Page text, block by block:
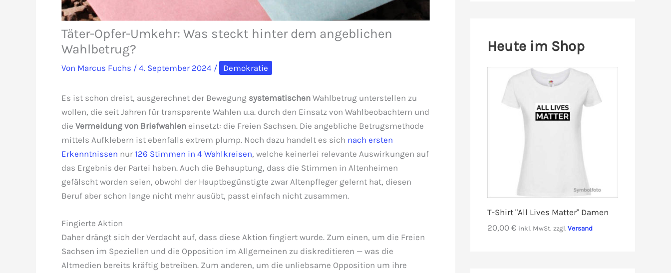
Täter-Opfer-Umkehr: Was steckt hinter dem angeblichen
Wahlbetrug?
Von Marcus Fuchs / 4. September 2024 / Demokratie
Es ist schon dreist, ausgerechnet der Bewegung systematischen Wahlbetrug unterstellen zu
wollen, die seit Jahren für transparente Wahlen u.a. durch den Einsatz von Wahlbeobachtern und
die Vermeidung von Briefwahlen einsetzt: die Freien Sachsen. Die angebliche Betrugsmethode
mittels Aufklebern ist ebenfalls extrem plump. Noch dazu handelt es sich nach ersten
Erkenntnissen nur 126 Stimmen in 4 Wahlkreisen, welche keinerlei relevante Auswirkungen auf
das Ergebnis der Partei haben. Auch die Behauptung, dass die Stimmen in Altenheimen
gefälscht worden seien, obwohl der Hauptbegünstigte zwar Altenpfleger gelernt hat, diesen
Beruf aber schon lange nicht mehr ausübt, passt einfach nicht zusammen.
Fingierte Aktion
Daher drängt sich der Verdacht auf, dass diese Aktion fingiert wurde. Zum einen, um die Freien
Sachsen im Speziellen und die Opposition im Allgemeinen zu diskreditieren — was die
Altmedien bereits kräftig betreiben. Zum anderen, um die unliebsame Opposition um ihre
Heute im Shop
T-Shirt "All Lives Matter" Damen
20,00 € inkl. MwSt. zzgl. Versand